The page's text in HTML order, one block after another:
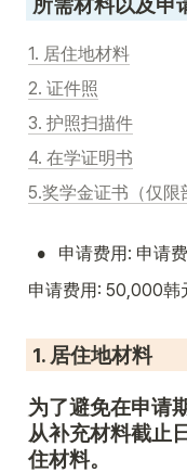
1. 居住地材料
2. 证件照
3. 护照扫描件
4. 在学证明书
5.奖学金证书（仅限
•
申请费用: 申请
申请费用: 50,000韩
1. 居住地材料
为了避免在申请
从补充材料截止
住材料。